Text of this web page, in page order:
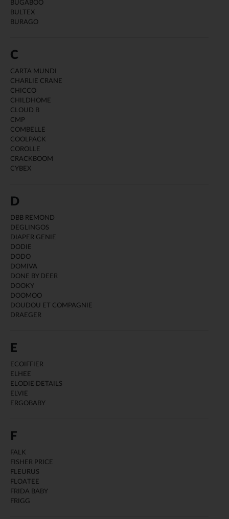
BUGABOO
BULTEX
BURAGO
C
CARTA MUNDI
CHARLIE CRANE
CHICCO
CHILDHOME
CLOUD B
CMP
COMBELLE
COOLPACK
COROLLE
CRACKBOOM
CYBEX
D
DBB REMOND
DEGLINGOS
DIAPER GENIE
DODIE
DODO
DOMIVA
DONE BY DEER
DOOKY
DOOMOO
DOUDOU ET COMPAGNIE
DRAEGER
E
ECOIFFIER
ELHEE
ELODIE DETAILS
ELVIE
ERGOBABY
F
FALK
FISHER PRICE
FLEURUS
FLOATEE
FRIDA BABY
FRIGG